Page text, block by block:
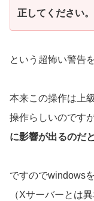
正してください。
という超怖い警告
本来この操作は上
操作らしいのです
に影響が出るのだ
ですのでwindows
（Xサーバーとは